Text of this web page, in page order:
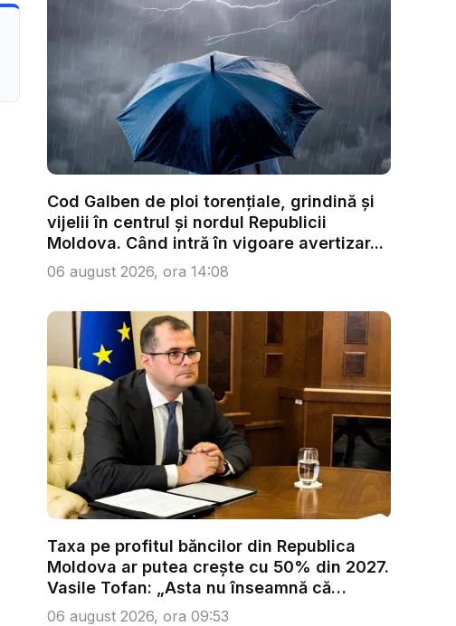
Cod Galben de ploi torențiale, grindină și
vijelii în centrul și nordul Republicii
Moldova. Când intră în vigoare avertizar...
06 august 2026, ora 14:08
Taxa pe profitul băncilor din Republica
Moldova ar putea crește cu 50% din 2027.
Vasile Tofan: „Asta nu înseamnă că
trebu...
06 august 2026, ora 09:53